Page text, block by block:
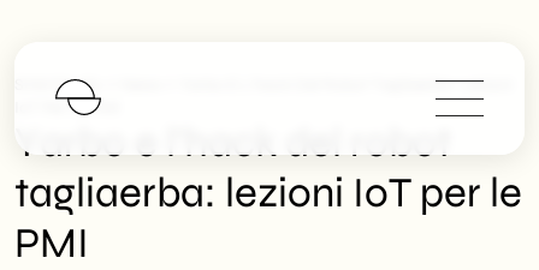
SHM Studio
Yarbo E L’hack Del Robot Tagliaerba: Lezioni
IoT Per Le PMI
Yarbo e l’hack del robot
tagliaerba: lezioni IoT per le
PMI